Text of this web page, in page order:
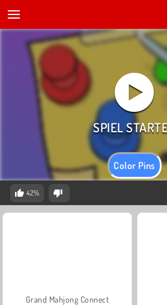
Color Pins
42%
Grand Mahjong Connect